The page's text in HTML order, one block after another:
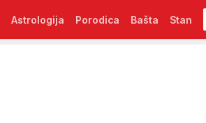
Astrologija Porodica Bašta Stan